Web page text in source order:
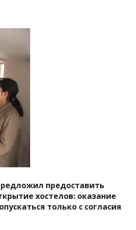
предоставить
хостелов: оказание
только с согласия